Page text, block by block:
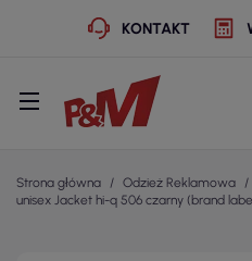
KONTAKT
Strona główna Odzież Reklamowa
unisex Jacket hi-q 506 czarny (brand